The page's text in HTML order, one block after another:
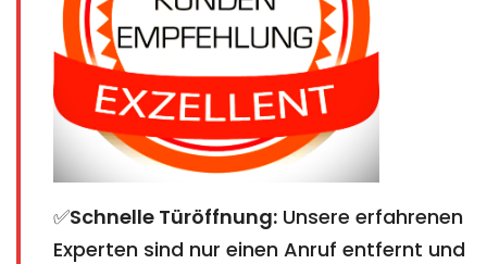
✅Schnelle Türöffnung: Unsere erfahrenen
Experten sind nur einen Anruf entfernt und